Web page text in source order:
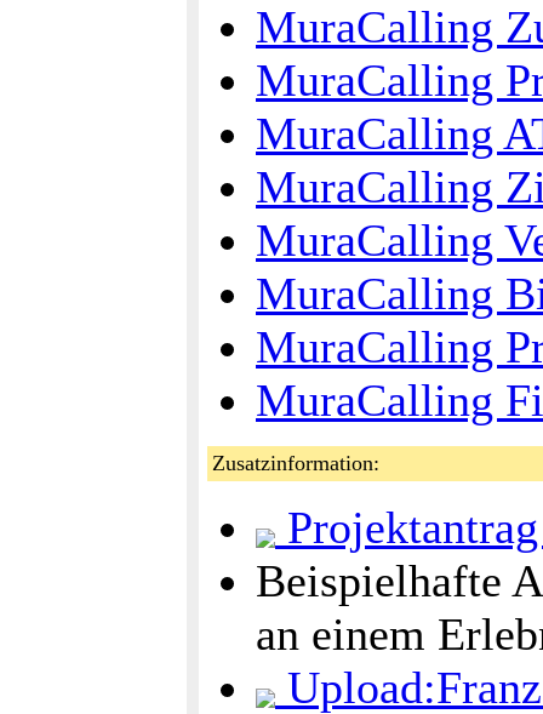
MuraCalling
MuraCalling
MuraCalling
MuraCalling
MuraCalling
MuraCalling
MuraCalling
MuraCalling
Zusatzinformation:
Beispielhafte
an einem